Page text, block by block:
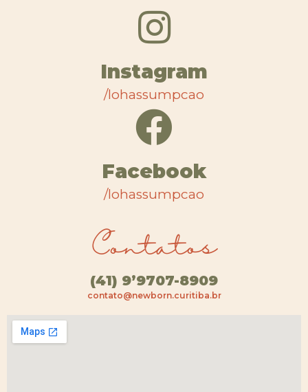
Instagram
/lohassumpcao
Facebook
/lohassumpcao
Contatos
(41) 9’9707-8909
contato@newborn.curitiba.br